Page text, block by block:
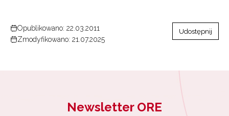
Opublikowano: 22.03.2011
Zmodyfikowano: 21.07.2025
Udostępnij
Newsletter ORE